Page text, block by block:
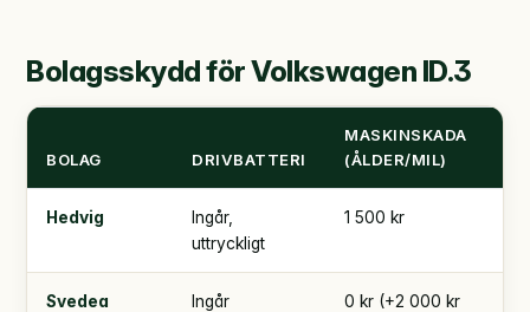
Bolagsskydd för Volkswagen ID.3
BOLAG DRIVBATTERI
MASKINSKADA
(ÅLDER/MIL)
Hedvig
Ingår,
uttryckligt
1 500 kr
Svedea Ingår
0 kr (+2 000 kr